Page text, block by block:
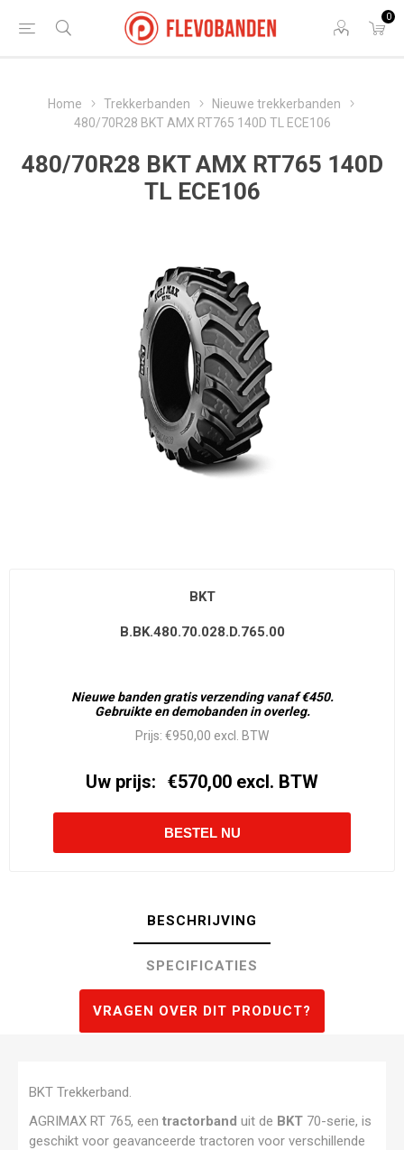
0
Home Trekkerbanden
Nieuwe trekkerbanden
480/70R28 BKT AMX RT765 140D TL ECE106
480/70R28 BKT AMX RT765 140D
TL ECE106
BKT
B.BK.480.70.028.D.765.00
Nieuwe banden gratis verzending vanaf €450.
Gebruikte en demobanden in overleg.
Prijs: €950,00 excl. BTW
Uw prijs: €570,00 excl. BTW
BESCHRIJVING
SPECIFICATIES
VRAGEN OVER DIT PRODUCT?
BKT Trekkerband.
AGRIMAX RT 765, eentractorband uit de BKT 70-serie, is
geschikt voor geavanceerde tractoren voor verschillende